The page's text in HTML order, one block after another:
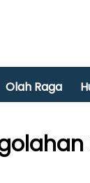
Olah Raga